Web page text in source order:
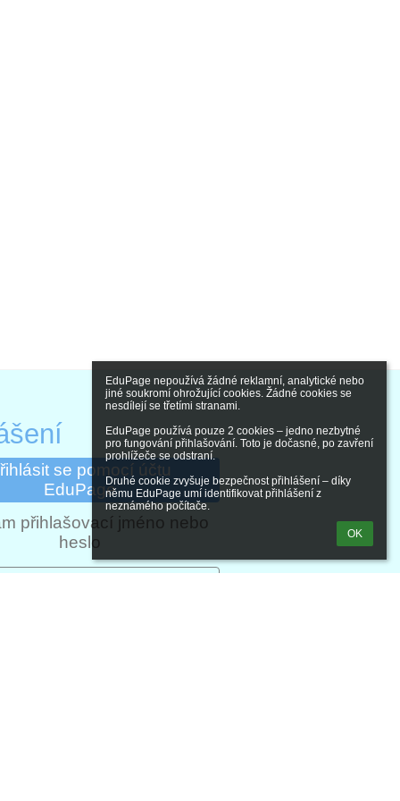
EduPage nepoužívá žádné reklamní, analytické nebo
jiné soukromí ohrožující cookies. Žádné cookies se
nesdílejí se třetími stranami.
EduPage používá pouze 2 cookies – jedno nezbytné
pro fungování přihlašování. Toto je dočasné, po zavření
prohlížeče se odstraní.
Druhé cookie zvyšuje bezpečnost přihlášení – díky
němu EduPage umí identifikovat přihlášení z
neznámého počítače.
OK
se pomocí účtu
EduPage
přihlašovací jméno nebo
heslo